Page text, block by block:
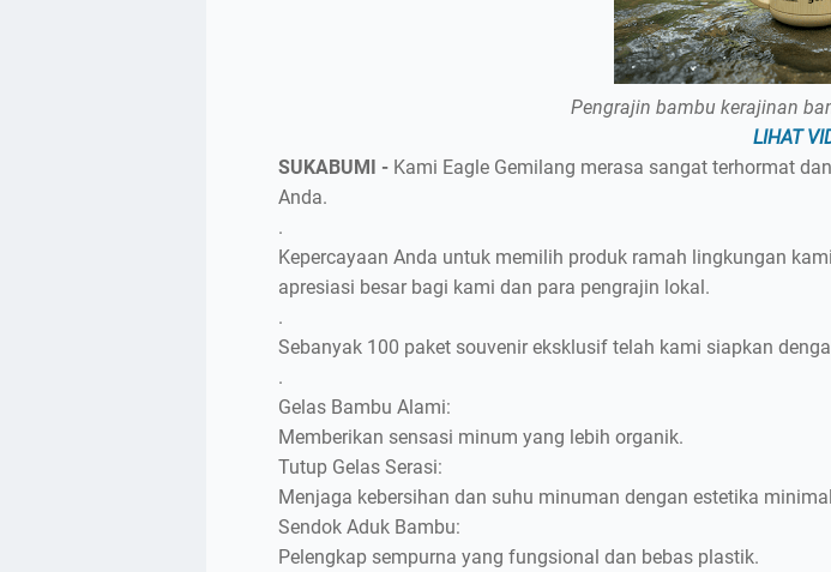
Pengrajin bambu kerajinan
LIHAT
SUKABUMI - Kami Eagle Gemilang merasa sangat terhormat
Anda.
.
Kepercayaan Anda untuk memilih produk ramah lingkungan
apresiasi besar bagi kami dan para pengrajin lokal.
.
Sebanyak 100 paket souvenir eksklusif telah kami siapkan
.
Gelas Bambu Alami:
Memberikan sensasi minum yang lebih organik.
Tutup Gelas Serasi:
Menjaga kebersihan dan suhu minuman dengan estetika
Sendok Aduk Bambu:
Pelengkap sempurna yang fungsional dan bebas plastik.